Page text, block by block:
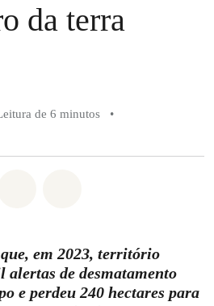
da terra
de 6 minutos
•
em 2023, território
de desmatamento
e perdeu 240 hectares para